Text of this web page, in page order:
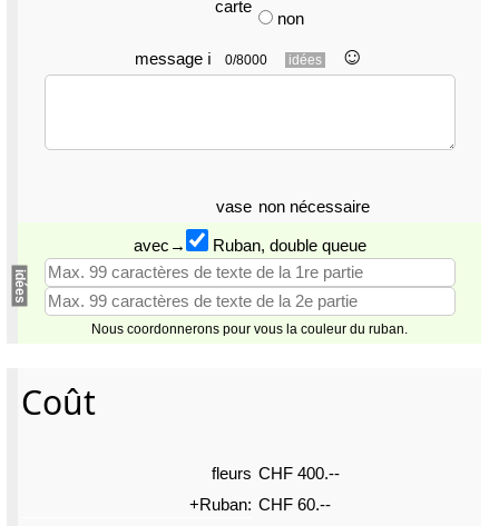
carte
non
message ℹ 0/8000 idées ☺︎
vase non nécessaire
idées
avec→ Ruban, double queue
Nous coordonnerons pour vous la couleur du ruban.
Coût
fleurs CHF 400.--
+Ruban: CHF 60.--